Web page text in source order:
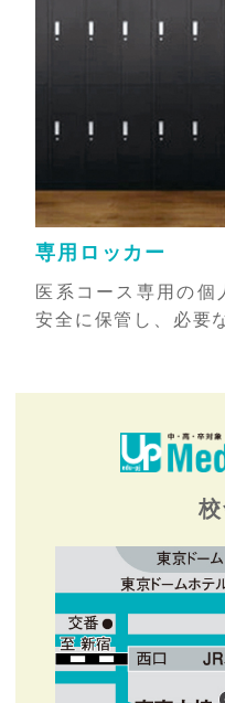
専用ロッカー
医系コース専用の個
安全に保管し、必要